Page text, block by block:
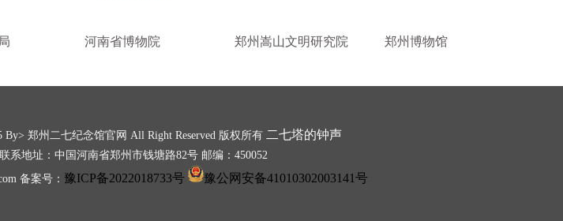
河南省博物院 郑州嵩山文明研究院 郑州博物馆
By> 郑州二七纪念馆官网 All Right Reserved 版权所有 二七塔的钟声
联系地址：中国河南省郑州市钱塘路82号 邮编：450052
备案号： 豫ICP备2022018733号 豫公网安备41010302003141号